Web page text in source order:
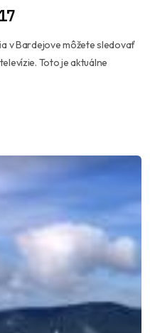
v Bardejove môžete sledovať
Toto je aktuálne